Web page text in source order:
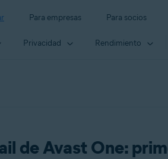
Para empresas Para socios
Privacidad Rendimiento
de Avast One: